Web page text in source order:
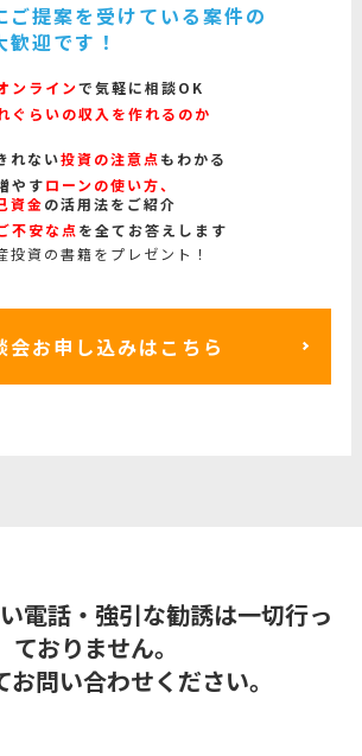
ご提案を受けている案件の
迎です！
ンラインで気軽に相談OK
ぐらいの収入を作れるのか
れない投資の注意点 もわかる
やすローンの使い方、
資金の活用法をご紹介
不安な点 を全てお答えします
資の書籍をプレゼント！
会お申し込みはこちら
電話・強引な勧誘は一切行っ
ておりません。
お問い合わせください。